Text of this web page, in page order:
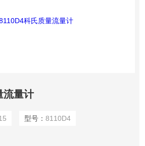
流量计
型号： 8110D4